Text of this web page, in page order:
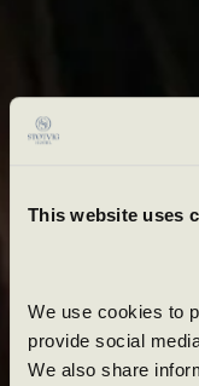
This website uses
We use cookies to
provide social
We also share